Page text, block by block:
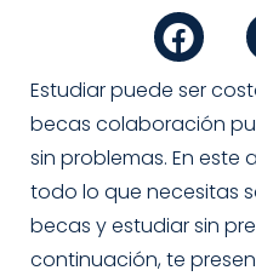
a
c
e
b
o
o
k
Estudiar puede ser
becas colaboración
sin problemas. En este
todo lo que necesitas
becas y estudiar sin
continuación, te